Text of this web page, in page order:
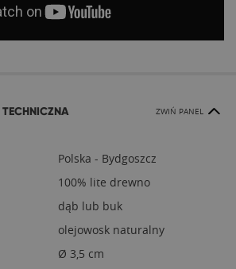
ZWIŃ PANEL
Polska - Bydgoszcz
100% lite drewno
dąb lub buk
olejowosk naturalny
Ø 3,5 cm